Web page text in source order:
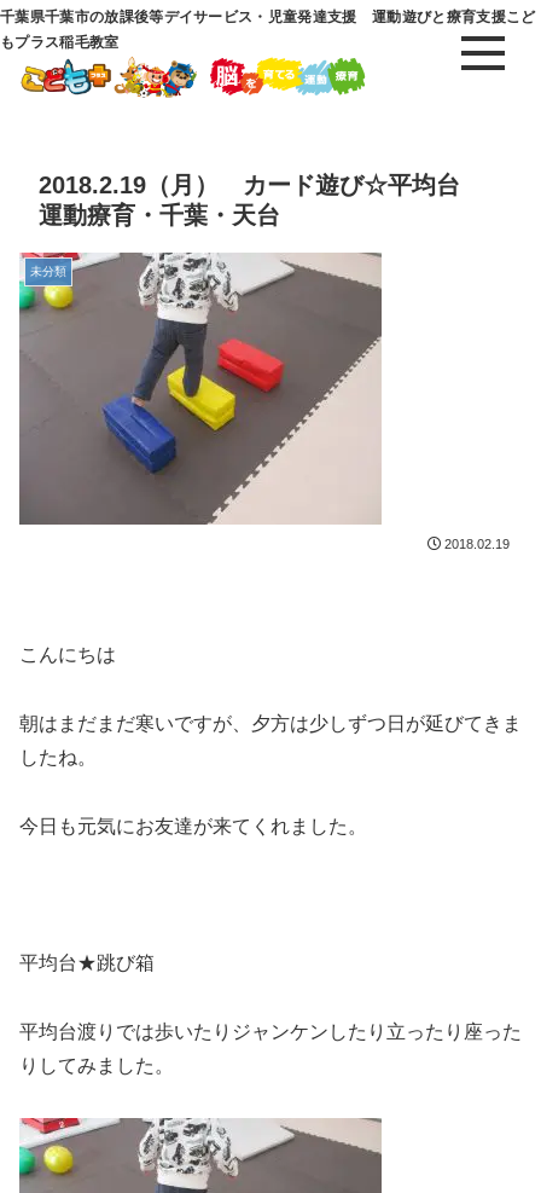
千葉県千葉市の放課後等デイサービス・児童発達支援 運動遊びと療育支援こど
もプラス稲毛教室
2018.2.19（月） カード遊び☆平均台
運動療育・千葉・天台
未分類
2018.02.19
こんにちは
朝はまだまだ寒いですが、夕方は少しずつ日が延びてきま
したね。
今日も元気にお友達が来てくれました。
平均台★跳び箱
平均台渡りでは歩いたりジャンケンしたり立ったり座った
りしてみました。